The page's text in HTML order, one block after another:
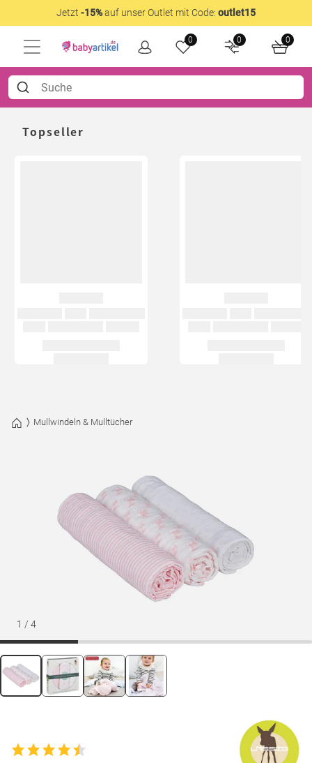
Jetzt -15%auf unser Outlet mit Code: outlet15
0 0 0
Topseller
Mullwindeln & Mulltücher
1 / 4